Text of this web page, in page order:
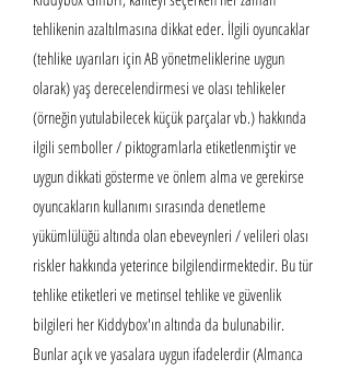
tehlikenin azaltılmasına dikkat eder. İlgili oyuncaklar
(tehlike uyarıları için AB yönetmeliklerine uygun
olarak) yaş derecelendirmesi ve olası tehlikeler
(örneğin yutulabilecek küçük parçalar vb.) hakkında
ilgili semboller / piktogramlarla etiketlenmiştir ve
uygun dikkati gösterme ve önlem alma ve gerekirse
oyuncakların kullanımı sırasında denetleme
yükümlülüğü altında olan ebeveynleri / velileri olası
riskler hakkında yeterince bilgilendirmektedir. Bu tür
tehlike etiketleri ve metinsel tehlike ve güvenlik
bilgileri her Kiddybox'ın altında da bulunabilir.
Bunlar açık ve yasalara uygun ifadelerdir (Almanca